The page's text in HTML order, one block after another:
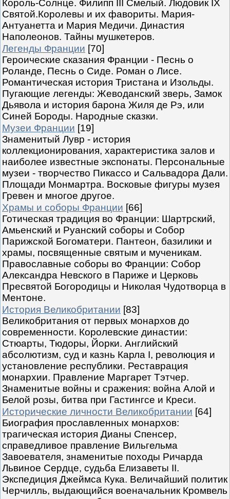
Король-Солнце. Филипп III Смелый. Людовик IX
Святой.Королевы и их фавориты. Мария-
Антуанетта и Мария Медичи. Династия
Наполеонов. Тайны мушкетеров.
Легенды Франции [70]
Героические сказания Франции - Песнь о
Роланде, Песнь о Сиде. Роман о Лисе.
Романтическая история Тристана и Изольды.
Пугающие легенды: Жеводанский зверь, Замок
Дьявола и история барона Жиля де Рэ, или
Синей Бороды. Народные сказки.
Музеи Франции [19]
Знаменитый Лувр - история
коллекционирования, характеристика залов и
наиболее известные экспонаты. Персональные
музеи - творчество Пикассо и Сальвадора Дали.
Площади Монмартра. Восковые фигуры музея
Гревен и многое другое.
Храмы и соборы Франции [66]
Готическая традиция во Франции: Шартрский,
Амьенский и Руанский соборы и Собор
Парижской Богоматери. Пантеон, базилики и
храмы, посвященные святым и мученикам.
Православные соборы во Франции: Собор
Александра Невского в Париже и Церковь
Пресвятой Богородицы и Николая Чудотворца в
Ментоне.
История Великобритании [83]
Великобритания от первых монархов до
современности. Королевские династии:
Стюарты, Тюдоры, Йорки. Английский
абсолютизм, суд и казнь Карла I, революция и
установление республики. Реставрация
монархии. Правление Маргарет Тэтчер.
Знаменитые войны и сражения: война Алой и
Белой розы, битва при Гастингсе и Креси.
Исторические личности Великобритании [64]
Биография прославленных монархов:
трагическая история Дианы Спенсер,
справедливое правление Вильгельма
Завоевателя, знаменитые походы Ричарда
Львиное Сердце, судьба Елизаветы II.
Экспедиция Джеймса Кука. Величайший политик
Черчилль, выдающийся военачальник Кромвель